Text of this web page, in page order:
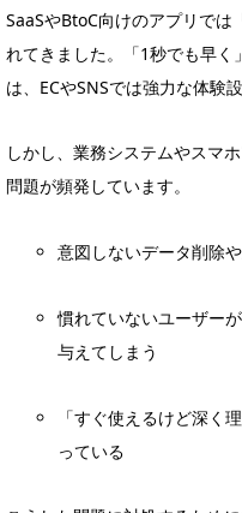
SaaSやBtoC向けのアプリでは
れてきました。「1秒でも早く
は、ECやSNSでは強力な体験
しかし、業務システムやスマ
問題が頻発しています。
意図しないデータ削除
慣れていないユーザー
与えてしまう
「すぐ使えるけど深く
っている